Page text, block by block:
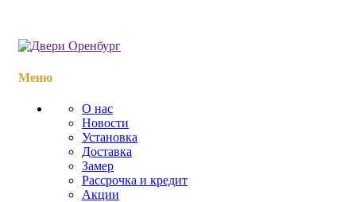
Меню
О нас
Новости
Установка
Доставка
Замер
Рассрочка и кредит
Акции